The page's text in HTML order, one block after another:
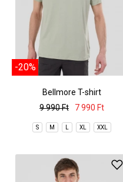
-20%
Bellmore T-shirt
9 990 Ft
7 990 Ft
S M L XL XXL